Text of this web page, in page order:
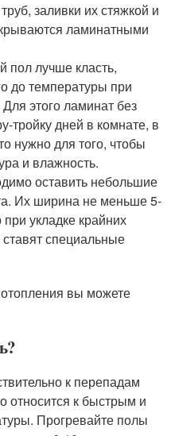
заливки их стяжкой и
ламинатными
пол лучше класть,
до температуры при
этого ламинат без
тройку дней в комнате, в
нужно для того, чтобы
и влажность.
оставить небольшие
Их ширина не меньше 5-
укладке крайних
специальные
вы можете
к перепадам
относится к быстрым и
Прогревайте полы